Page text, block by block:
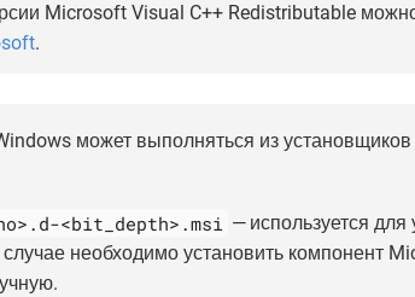
Microsoft Visual C++ Redistributable
.
может выполняться из
<bit_depth>.msi — используется для
необходимо установить компонент